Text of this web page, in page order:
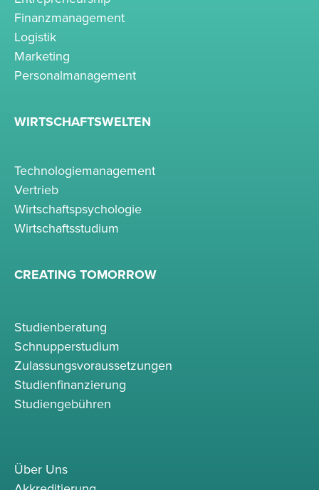
Finanzmanagement
Logistik
Marketing
Personalmanagement
WIRTSCHAFTSWELTEN
Technologiemanagement
Vertrieb
Wirtschaftspsychologie
Wirtschaftsstudium
CREATING TOMORROW
Studienberatung
Schnupperstudium
Zulassungsvoraussetzungen
Studienfinanzierung
Studiengebühren
Über Uns